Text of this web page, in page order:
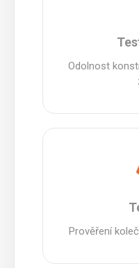
Odolnost
Prověření